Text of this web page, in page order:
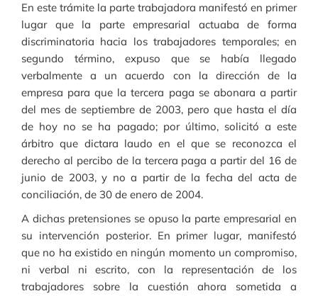
En este trámite la parte trabajadora manifestó en primer
lugar que la parte empresarial actuaba de forma
discriminatoria hacia los trabajadores temporales; en
segundo término, expuso que se había llegado
verbalmente a un acuerdo con la dirección de la
empresa para que la tercera paga se abonara a partir
del mes de septiembre de 2003, pero que hasta el día
de hoy no se ha pagado; por último, solicitó a este
árbitro que dictara laudo en el que se reconozca el
derecho al percibo de la tercera paga a partir del 16 de
junio de 2003, y no a partir de la fecha del acta de
conciliación, de 30 de enero de 2004.
A dichas pretensiones se opuso la parte empresarial en
su intervención posterior. En primer lugar, manifestó
que no ha existido en ningún momento un compromiso,
ni verbal ni escrito, con la representación de los
trabajadores sobre la cuestión ahora sometida a